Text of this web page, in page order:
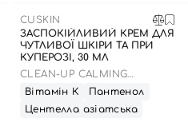
CUSKIN
ЗАСПОКІЙЛИВИЙ КРЕМ ДЛЯ
ЧУТЛИВОЇ ​​ШКІРИ ТА ПРИ
КУПЕРОЗІ, 30 МЛ
CLEAN-UP CALMING
INTENSIVE CREAM
Вітамін К
Пантенол
Центелла азіатська